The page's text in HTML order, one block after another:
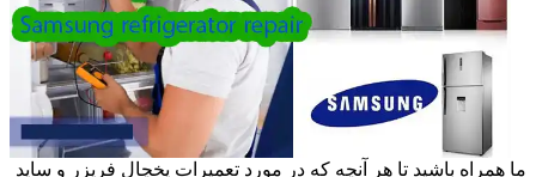
ما همراه باشید تا هر آنچه که در مورد تعمیرات یخچال فریزر و ساید